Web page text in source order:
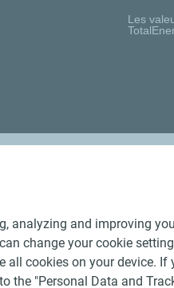
Les
analyzing and improving
change your cookie
cookies on your device.
the "Personal Data and